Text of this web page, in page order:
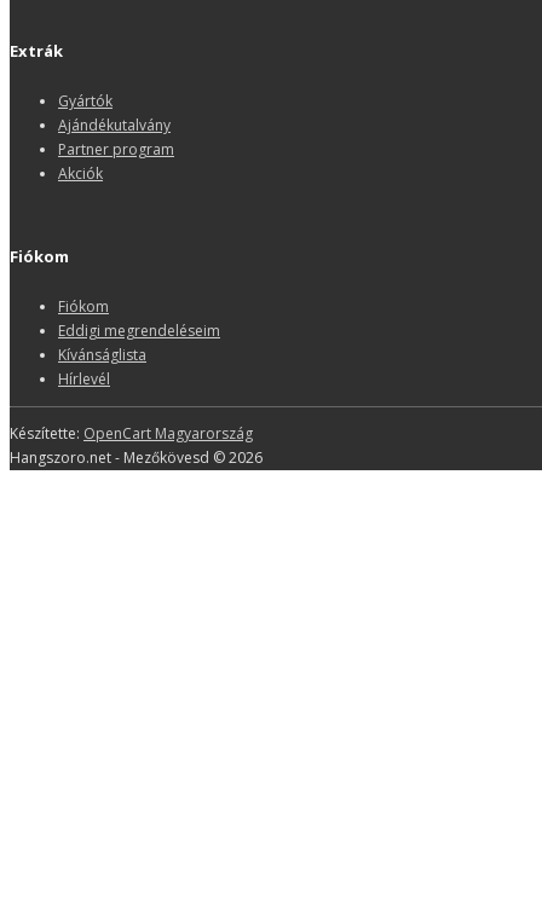
Extrák
Gyártók
Ajándékutalvány
Partner program
Akciók
Fiókom
Fiókom
Eddigi megrendeléseim
Kívánságlista
Hírlevél
Készítette: OpenCart Magyarország
Hangszoro.net - Mezőkövesd © 2026